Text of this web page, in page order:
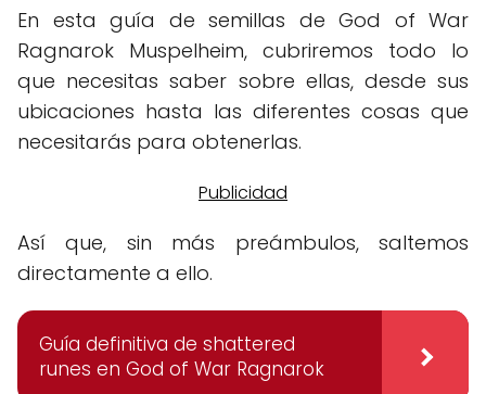
En esta guía de semillas de God of War
Ragnarok Muspelheim, cubriremos todo lo
que necesitas saber sobre ellas, desde sus
ubicaciones hasta las diferentes cosas que
necesitarás para obtenerlas.
Así que, sin más preámbulos, saltemos
directamente a ello.
Guía definitiva de shattered
runes en God of War Ragnarok